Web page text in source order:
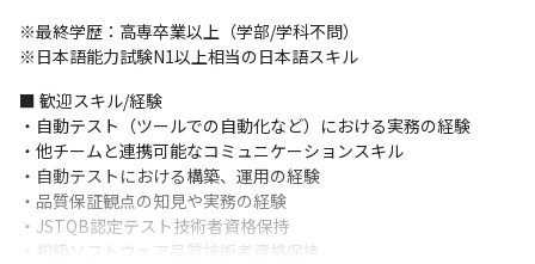
■ この仕事の面白み、魅力
・ソフトウェアテストにおける自動化ツールの開発/運用、テスト
ケースの作成/実行、テスト結果の分析/評価などの業務を実施しま
す
・機能開発やQA、CICDチームと連携をとり、ソフトウェアの品質
向上に貢献できます
・迅速な開発にはテストの自動化が不可欠であり、品質の維持や
向上のため最新の技術を取り入れており、活用することでスキル
アップできます
※最終学歴：高専卒業以上（学部/学科不問）
※日本語能力試験N1以上相当の日本語スキル
■ 歓迎スキル/経験
・自動テスト（ツールでの自動化など）における実務の経験
・他チームと連携可能なコミュニケーションスキル
・自動テストにおける構築、運用の経験
・品質保証観点の知見や実務の経験
・JSTQB認定テスト技術者資格保持
・初級ソフトウェア品質技術者資格保持